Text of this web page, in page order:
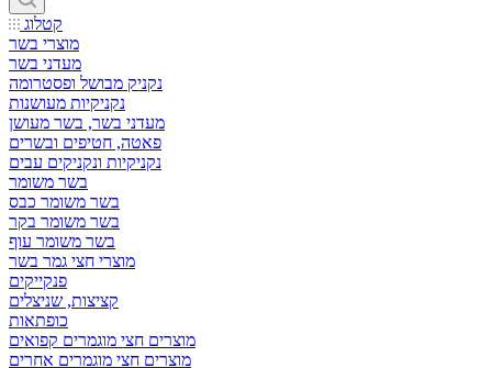
קטלוג
מוצרי בשר
מעדני בשר
נקניק מבושל ופסטרומה
נקניקיות מעושנות
מעדני בשר, בשר מעושן
פאטה, חטיפים ובשרים
נקניקיות ונקניקים עבים
בשר משומר
בשר משומר כבס
בשר משומר בקר
בשר משומר עוף
מוצרי חצי גמר בשר
פנקייקים
קציצות, שניצלים
כופתאות
מוצרים חצי מוגמרים קפואים
מוצרים חצי מוגמרים אחרים